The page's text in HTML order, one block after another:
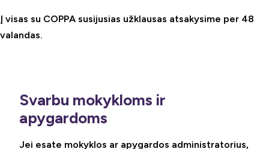
Į visas su COPPA susijusias užklausas atsakysime per 48
valandas.
Svarbu mokykloms ir
apygardoms
Jei esate mokyklos ar apygardos administratorius,